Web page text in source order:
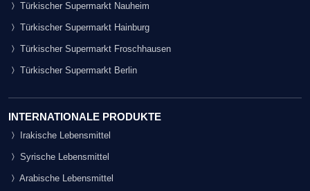
Türkischer Supermarkt Nauheim
Türkischer Supermarkt Hainburg
Türkischer Supermarkt Froschhausen
Türkischer Supermarkt Berlin
INTERNATIONALE PRODUKTE
Irakische Lebensmittel
Syrische Lebensmittel
Arabische Lebensmittel